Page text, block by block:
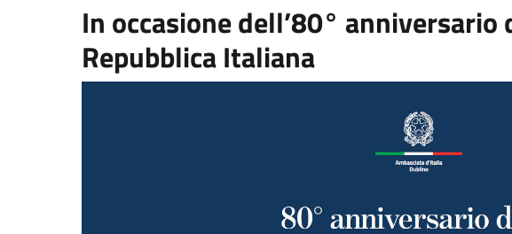
In occasione dell’80°
Repubblica Italiana